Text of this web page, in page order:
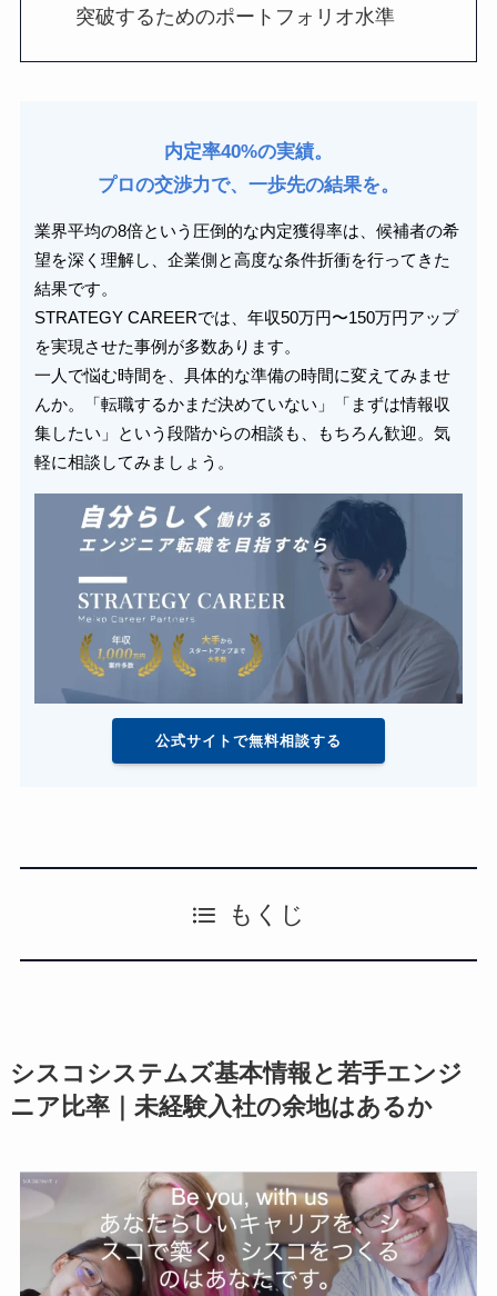
突破するためのポートフォリオ水準
内定率40%の実績。
プロの交渉力で、一歩先の結果を。
業界平均の8倍という圧倒的な内定獲得率は、候補者の希
望を深く理解し、企業側と高度な条件折衝を行ってきた
結果です。
STRATEGY CAREERでは、年収50万円〜150万円アップ
を実現させた事例が多数あります。
一人で悩む時間を、具体的な準備の時間に変えてみませ
んか。「転職するかまだ決めていない」「まずは情報収
集したい」という段階からの相談も、もちろん歓迎。気
軽に相談してみましょう。
公式サイトで無料相談する
もくじ
シスコシステムズ基本情報と若手エンジ
ニア比率｜未経験入社の余地はあるか